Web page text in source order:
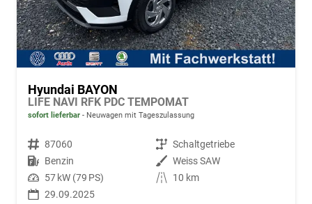
Hyundai BAYON
LIFE NAVI RFK PDC TEMPOMAT
sofort lieferbar Neuwagen mit Tageszulassung
Fahrzeugnr. 87060 Getriebe Schaltgetriebe
Kraftstoff Benzin Außenfarbe Weiss SAW
Leistung 57 kW (79 PS) Kilometerstand
10 km
29.09.2025